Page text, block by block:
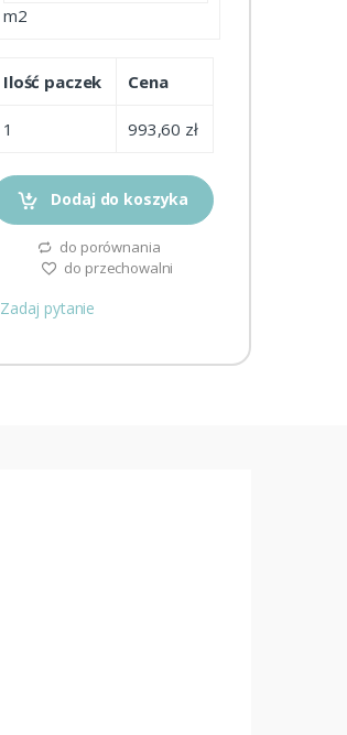
m2
Ilość paczek Cena
1 993,60 zł
Dodaj do koszyka
do porównania
do przechowalni
Zadaj pytanie